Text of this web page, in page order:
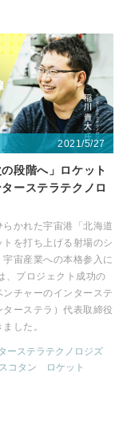
2021/5/27
段階へ」ロケット
ーステラテクノロ
かれた宇宙港「北海道
を打ち上げる射場のシ
宙産業への本格参入に
、プロジェクト成功の
チャーのインターステ
ーステラ）代表取締役
した。
ーステラテクノロジズ
コタン
ロケット